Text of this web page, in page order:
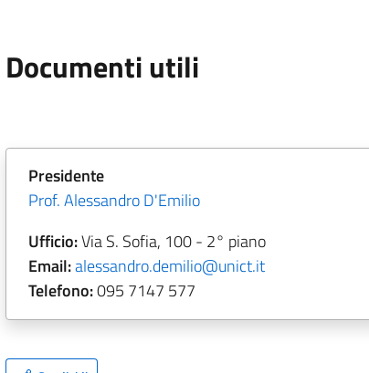
Documenti utili
Presidente
Prof. Alessandro D'Emilio
Ufficio:Via S. Sofia, 100 - 2° piano
Email:alessandro.demilio@unict.it
Telefono:095 7147 577